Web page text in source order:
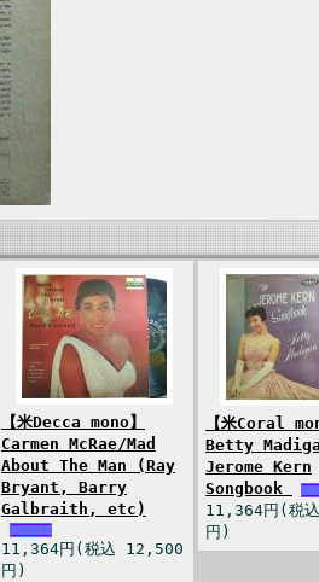
【米Decca mono】
Carmen McRae/Mad
About The Man (Ray
Bryant, Barry
Galbraith, etc)
11,364円(税込 12,500
円)
【米Coral
Betty
Jerome Kern
Songbook
11,364円(税
円)